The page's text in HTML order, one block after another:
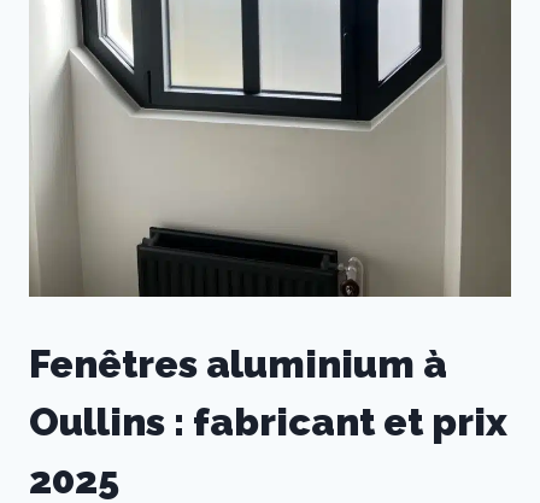
Fenêtres aluminium à
Oullins : fabricant et prix
2025